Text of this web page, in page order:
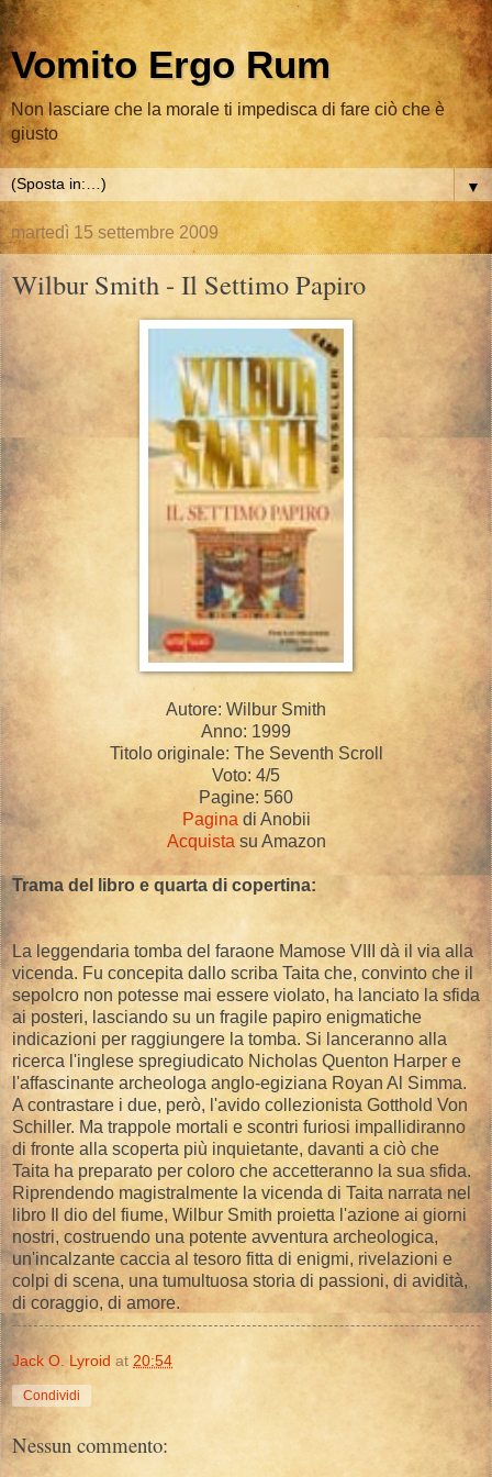
Vomito Ergo Rum
Non lasciare che la morale ti impedisca di fare ciò che è
giusto
▼
martedì 15 settembre 2009
Wilbur Smith - Il Settimo Papiro
Autore: Wilbur Smith
Anno: 1999
Titolo originale: The Seventh Scroll
Voto: 4/5
Pagine: 560
Pagina di Anobii
Acquista su Amazon
Trama del libro e quarta di copertina:
La leggendaria tomba del faraone Mamose VIII dà il via alla
vicenda. Fu concepita dallo scriba Taita che, convinto che il
sepolcro non potesse mai essere violato, ha lanciato la sfida
ai posteri, lasciando su un fragile papiro enigmatiche
indicazioni per raggiungere la tomba. Si lanceranno alla
ricerca l'inglese spregiudicato Nicholas Quenton Harper e
l'affascinante archeologa anglo-egiziana Royan Al Simma.
A contrastare i due, però, l'avido collezionista Gotthold Von
Schiller. Ma trappole mortali e scontri furiosi impallidiranno
di fronte alla scoperta più inquietante, davanti a ciò che
Taita ha preparato per coloro che accetteranno la sua sfida.
Riprendendo magistralmente la vicenda di Taita narrata nel
libro Il dio del fiume, Wilbur Smith proietta l'azione ai giorni
nostri, costruendo una potente avventura archeologica,
un'incalzante caccia al tesoro fitta di enigmi, rivelazioni e
colpi di scena, una tumultuosa storia di passioni, di avidità,
di coraggio, di amore.
Jack O. Lyroid at 20:54
Condividi
Nessun commento: